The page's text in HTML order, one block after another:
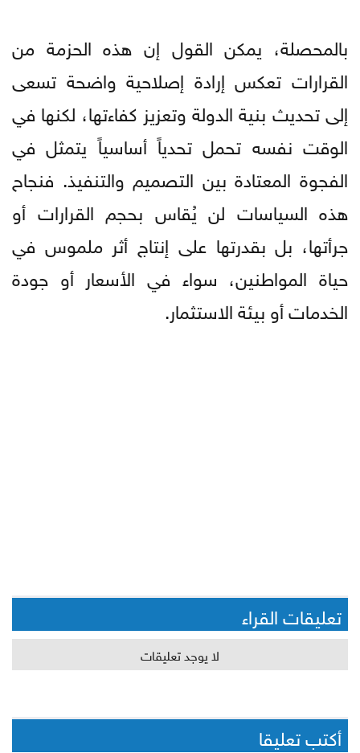
بالمحصلة، يمكن القول إن هذه الحزمة من
القرارات تعكس إرادة إصلاحية واضحة تسعى
إلى تحديث بنية الدولة وتعزيز كفاءتها، لكنها في
الوقت نفسه تحمل تحدياً أساسياً يتمثل في
الفجوة المعتادة بين التصميم والتنفيذ. فنجاح
هذه السياسات لن يُقاس بحجم القرارات أو
جرأتها، بل بقدرتها على إنتاج أثر ملموس في
حياة المواطنين، سواء في الأسعار أو جودة
الخدمات أو بيئة الاستثمار.
تعليقات القراء
لا يوجد تعليقات
أكتب تعليقا